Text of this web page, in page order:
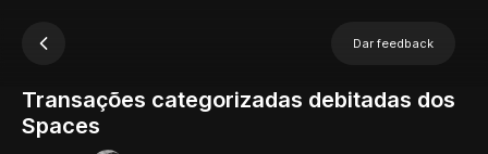
Dar feedback
Transações categorizadas debitadas dos
Spaces